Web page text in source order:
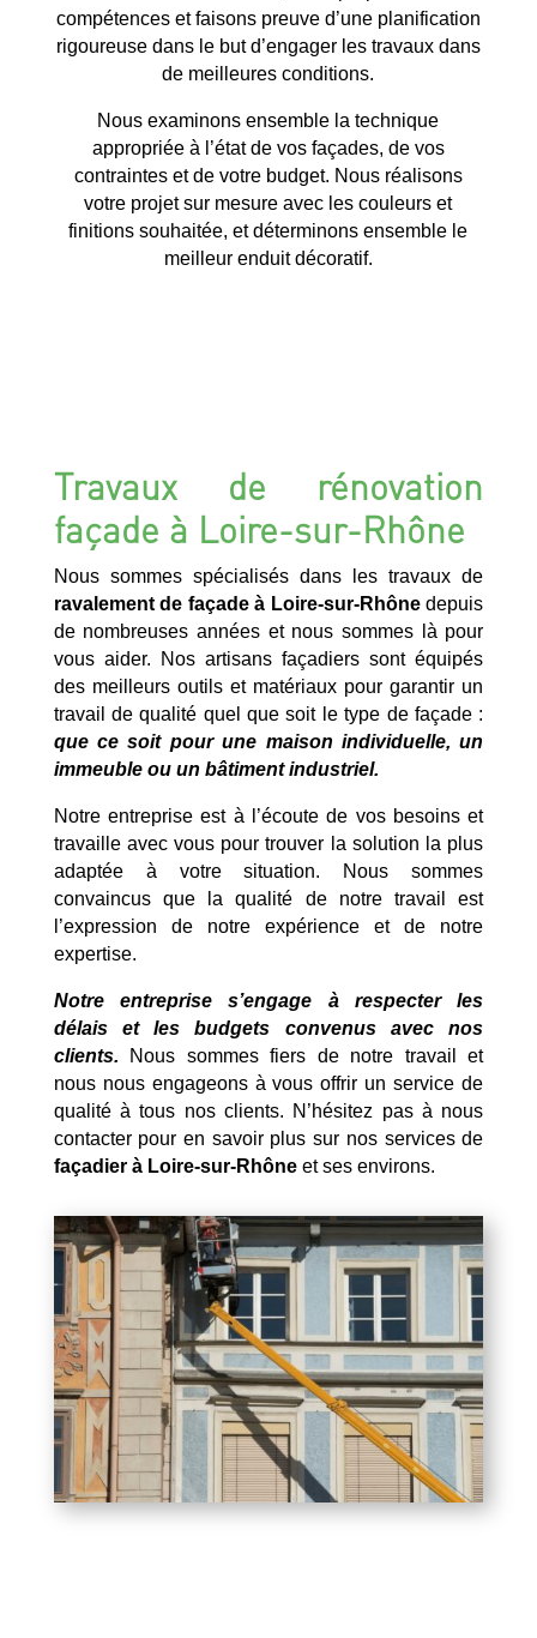
compétences et faisons preuve d’une planification
rigoureuse dans le but d’engager les travaux dans
de meilleures conditions.
Nous examinons ensemble la technique
appropriée à l’état de vos façades, de vos
contraintes et de votre budget. Nous réalisons
votre projet sur mesure avec les couleurs et
finitions souhaitée, et déterminons ensemble le
meilleur enduit décoratif.
Travaux de rénovation
façade à Loire-sur-Rhône
Nous sommes spécialisés dans les travaux de
ravalement de façade à Loire-sur-Rhônedepuis
de nombreuses années et nous sommes là pour
vous aider. Nos artisans façadiers sont équipés
des meilleurs outils et matériaux pour garantir un
travail de qualité quel que soit le type de façade :
que ce soit pour une maison individuelle, un
immeuble ou un bâtiment industriel.
Notre entreprise est à l’écoute de vos besoins et
travaille avec vous pour trouver la solution la plus
adaptée à votre situation. Nous sommes
convaincus que la qualité de notre travail est
l’expression de notre expérience et de notre
expertise.
Notre entreprise s’engage à respecter les
délais et les budgets convenus avec nos
clients. Nous sommes fiers de notre travail et
nous nous engageons à vous offrir un service de
qualité à tous nos clients. N’hésitez pas à nous
contacter pour en savoir plus sur nos services de
façadier à Loire-sur-Rhôneet ses environs.